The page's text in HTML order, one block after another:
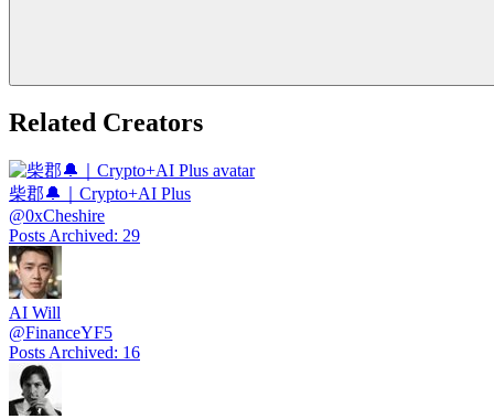
Related Creators
柴郡🔔｜Crypto+AI Plus
@0xCheshire
Posts Archived: 29
AI Will
@FinanceYF5
Posts Archived: 16